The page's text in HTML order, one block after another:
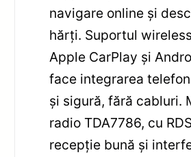
navigare online și
hărți. Suportul
Apple CarPlay și
face integrarea
și sigură, fără cabluri.
radio TDA7786, cu
recepție bună și